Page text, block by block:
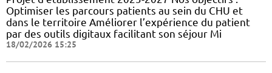
Optimiser les parcours patients au sein du CHU et
dans le territoire Améliorer l’expérience du patient
par des outils digitaux facilitant son séjour Mi
18/02/2026 15:25